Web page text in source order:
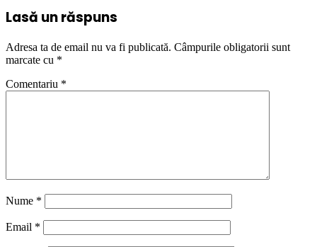
Lasă un răspuns
Adresa ta de email nu va fi publicată. Câmpurile obligatorii sunt
marcate cu *
Comentariu *
Nume *
Email *